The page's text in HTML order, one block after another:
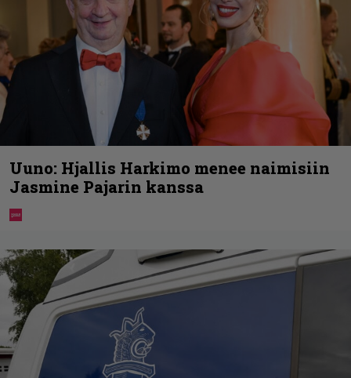
Uuno: Hjallis Harkimo menee naimisiin
Jasmine Pajarin kanssa